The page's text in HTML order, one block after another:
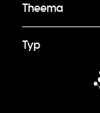
Theema
Typ